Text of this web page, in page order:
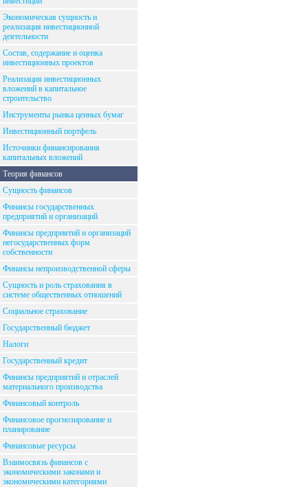
Экономическая сущность и
реализация инвестиционной
деятельности
Состав, содержание и оценка
инвестиционных проектов
Реализация инвестиционных
вложений в капитальное
строительство
Инструменты рынка ценных бумаг
Инвестиционный портфель
Источники финансирования
капитальных вложений
Теория финансов
Сущность финансов
Финансы государственных
предприятий и организаций
Финансы предприятий и организаций
негосударственных форм
собственности
Финансы непроизводственной сферы
Сущность и роль страхования в
системе общественных отношений
Социальное страхование
Государственный бюджет
Налоги
Государственный кредит
Финансы предприятий и отраслей
материального производства
Финансовый контроль
Финансовое прогнозирование и
планирование
Финансовые ресурсы
Взаимосвязь финансов с
экономическими законами и
экономическими категориями